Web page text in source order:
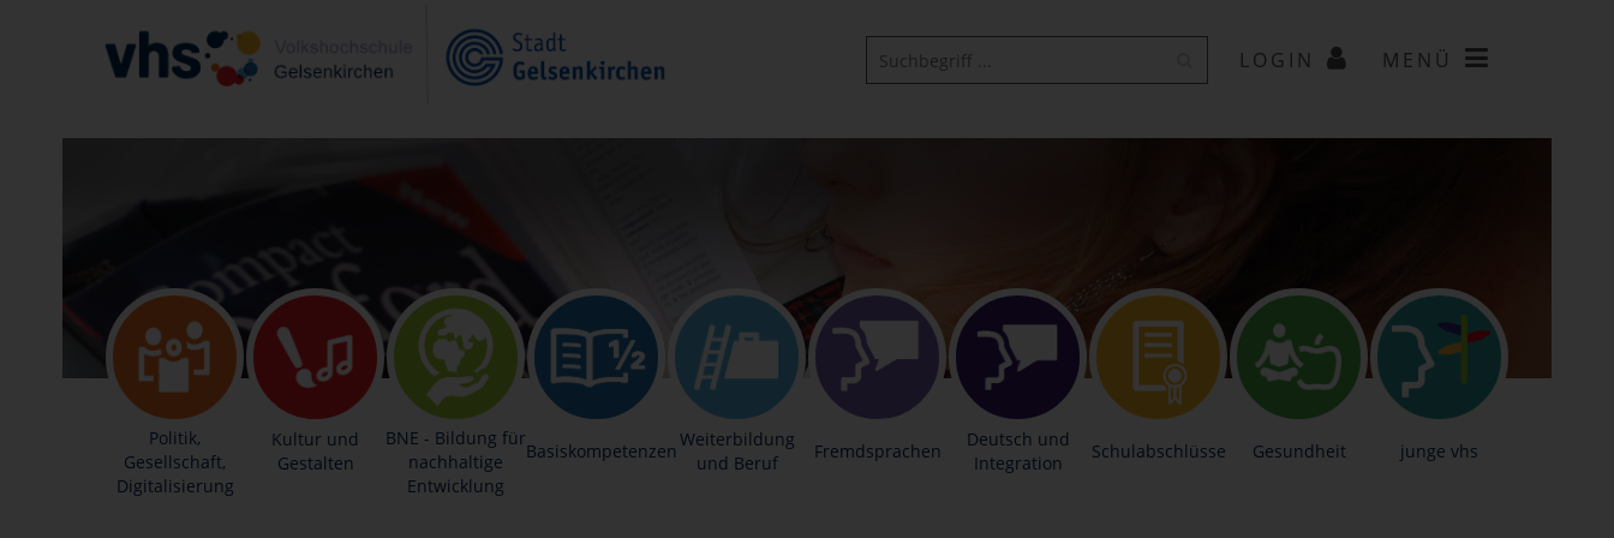
LOGIN MENÜ
Politik,
Gesellschaft,
Digitalisierung
Kultur und
Gestalten
BNE - Bildung für
nachhaltige
Entwicklung
Basiskompetenzen
Weiterbildung
und Beruf
Fremdsprachen
Deutsch und
Integration
Schulabschlüsse Gesundheit junge vhs